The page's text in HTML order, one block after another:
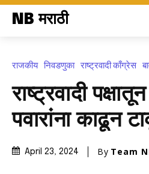
NB मराठी
राजकीय निवडणुका राष्ट्रवादी काँग्रेस
राष्ट्रवादी
पवारांना काढून
April 23, 2024 By Team